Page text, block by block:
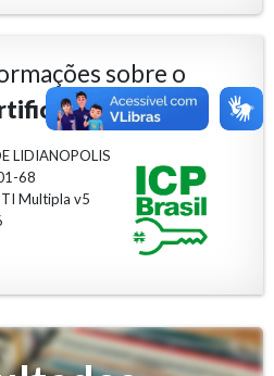
sobre o
Digital
LIDIANOPOLIS
68
Multipla v5